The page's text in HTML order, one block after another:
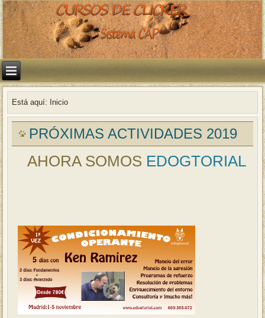
Está aquí: Inicio
PRÓXIMAS ACTIVIDADES 2019
AHORA SOMOS EDOGTORIAL